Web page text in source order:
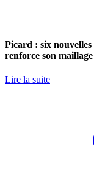
Picard : six
renforce son
Lire la suite